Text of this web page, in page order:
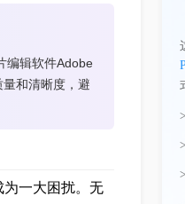
编辑软件Adobe
和清晰度，避
一大困扰。无